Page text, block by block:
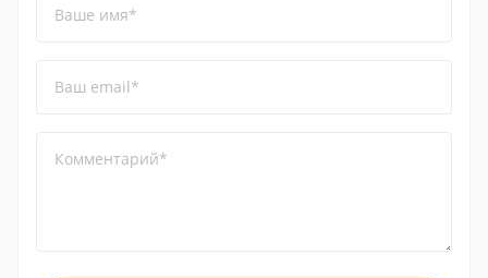
Ваше имя*
Ваш email*
Комментарий*